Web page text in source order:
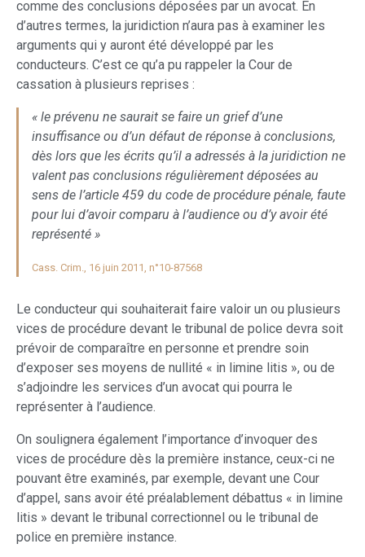
comme des conclusions déposées par un avocat. En
d’autres termes, la juridiction n’aura pas à examiner les
arguments qui y auront été développé par les
conducteurs. C’est ce qu’a pu rappeler la Cour de
cassation à plusieurs reprises :
« le prévenu ne saurait se faire un grief d’une
insuffisance ou d’un défaut de réponse à conclusions,
dès lors que les écrits qu’il a adressés à la juridiction ne
valent pas conclusions régulièrement déposées au
sens de l’article 459 du code de procédure pénale, faute
pour lui d’avoir comparu à l’audience ou d’y avoir été
représenté »
Cass. Crim., 16 juin 2011, n°10-87568
Le conducteur qui souhaiterait faire valoir un ou plusieurs
vices de procédure devant le tribunal de police devra soit
prévoir de comparaître en personne et prendre soin
d’exposer ses moyens de nullité « in limine litis », ou de
s’adjoindre les services d’un avocat qui pourra le
représenter à l’audience.
On soulignera également l’importance d’invoquer des
vices de procédure dès la première instance, ceux-ci ne
pouvant être examinés, par exemple, devant une Cour
d’appel, sans avoir été préalablement débattus « in limine
litis » devant le tribunal correctionnel ou le tribunal de
police en première instance.